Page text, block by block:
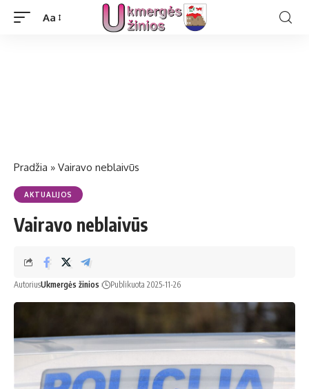
Aa
Pradžia » Vairavo neblaivūs
AKTUALIJOS
Vairavo neblaivūs
AutoriusUkmergės žinios Publikuota 2025-11-26